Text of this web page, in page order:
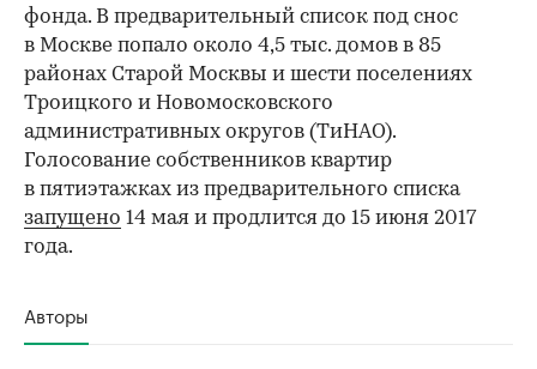
фонда. В предварительный список под снос
в Москве попало около 4,5 тыс. домов в 85
районах Старой Москвы и шести поселениях
Троицкого и Новомосковского
административных округов (ТиНАО).
Голосование собственников квартир
в пятиэтажках из предварительного списка
запущено 14 мая и продлится до 15 июня 2017
года.
Авторы